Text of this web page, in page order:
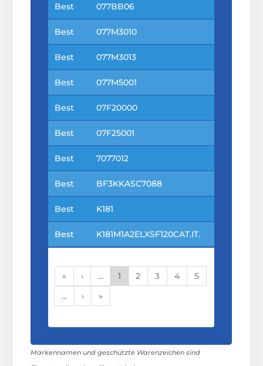
Best 077BB06
Best 077M3010
Best 077M3013
Best 077M5001
Best 07F20000
Best 07F25001
Best 7077012
Best BF3KKASC7088
Best K181
Best K181M1A2ELXSF120CAT.IT.
« ‹ ... 1 2 3 4
5
...
› »
Markennamen und geschützte Warenzeichen sind